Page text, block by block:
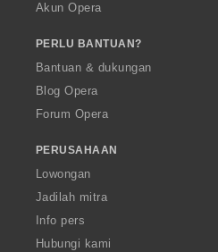
Akun Opera
PERLU BANTUAN?
Bantuan & dukungan
Blog Opera
Forum Opera
PERUSAHAAN
Lowongan
Jadilah mitra
Info pers
Hubungi kami